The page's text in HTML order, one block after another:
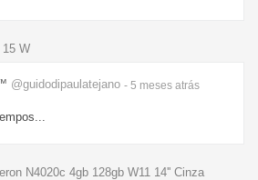
15 W
@guidodipaulatejano - 5 meses atrás
N4020c 4gb 128gb W11 14'' Cinza